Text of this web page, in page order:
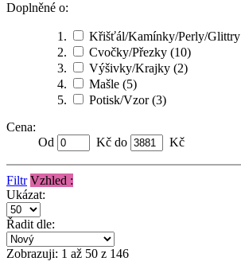
Doplněné o:
Křišťál/Kamínky/Perly/Glittry
Cvočky/Přezky (10)
Výšivky/Krajky (2)
Mašle (5)
Potisk/Vzor(3)
Cena:
Od
Kč do Kč
Filtr Vzhled :
Ukázat:
Řadit dle:
Zobrazuji: 1 až 50 z 146